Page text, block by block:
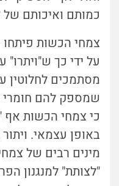
כמותם ואיכותם של
צמחי הכשות פיתחו
על ידי כך
מסתמכים
שמספק להם חומרי
כי צמחי הכשות אף
באופן עצמאי.
מינים רבים של
"לצותת" למנגנון